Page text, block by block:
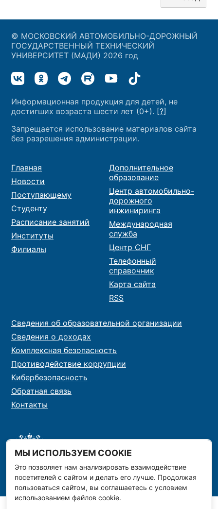
МЫ ИСПОЛЬЗУЕМ COOKIE
Это позволяет нам анализировать взаимодействие
посетителей с сайтом и делать его лучше. Продолжая
пользоваться сайтом, вы соглашаетесь с условием
использованием файлов cookie.
© МОСКОВСКИЙ АВТОМОБИЛЬНО-ДОРОЖНЫЙ
ГОСУДАРСТВЕННЫЙ ТЕХНИЧЕСКИЙ
УНИВЕРСИТЕТ (МАДИ) 2026 год
Информационная продукция для детей, не
достигших возраста шести лет (0+). [?]
Запрещается использование материалов сайта
без разрешения администрации.
Главная
Новости
Поступающему
Студенту
Расписание занятий
Институты
Филиалы
Дополнительное
образование
Центр автомобильно-
дорожного
инжиниринга
Международная
служба
Центр СНГ
Телефонный
справочник
Карта сайта
RSS
Сведения об образовательной организации
Сведения о доходах
Комплексная безопасность
Противодействие коррупции
Кибербезопасность
Обратная связь
Контакты